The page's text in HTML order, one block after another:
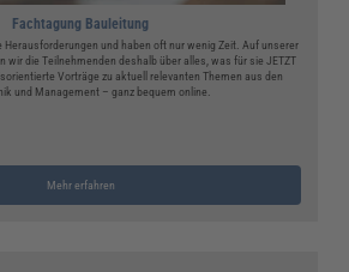
Fachtagung Bauleitung
und haben oft nur wenig Zeit. Auf unserer
wir die Teilnehmenden deshalb über alles, was für sie JETZT
Vorträge zu aktuell relevanten Themen aus den
und Management – ganz bequem online.
Mehr erfahren